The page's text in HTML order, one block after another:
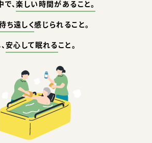
、楽しい時間があること。
ち遠しく感じられること。
安心して眠れること。